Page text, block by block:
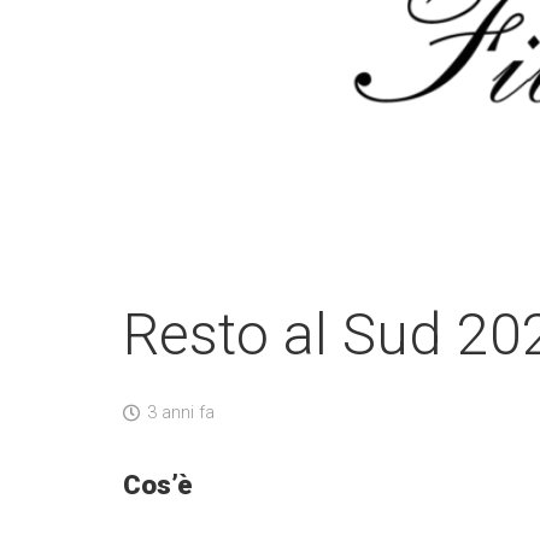
Resto al Sud
3 anni fa
Cos’è